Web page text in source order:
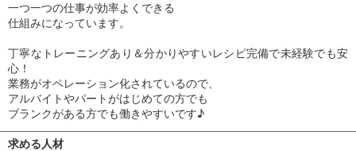
一つ一つの仕事が効率よくできる
仕組みになっています。
丁寧なトレーニングあり＆分かりやすいレシピ完備で未経験でも安
心！
業務がオペレーション化されているので、
アルバイトやパートがはじめての方でも
ブランクがある方でも働きやすいです♪
求める人材